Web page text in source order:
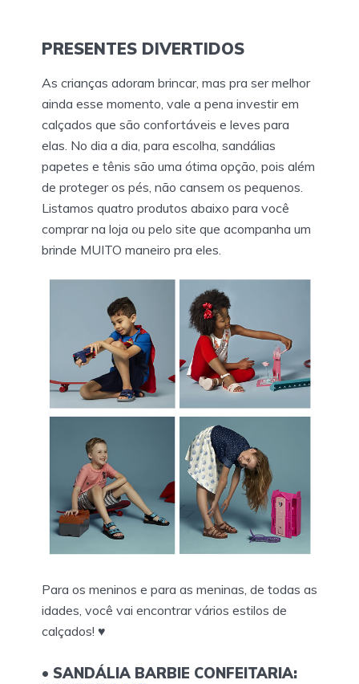
PRESENTES DIVERTIDOS
As crianças adoram brincar, mas pra ser melhor
ainda esse momento, vale a pena investir em
calçados que são confortáveis e leves para
elas. No dia a dia, para escolha, sandálias
papetes e tênis são uma ótima opção, pois além
de proteger os pés, não cansem os pequenos.
Listamos quatro produtos abaixo para você
comprar na loja ou pelo site que acompanha um
brinde MUITO maneiro pra eles.
Para os meninos e para as meninas, de todas as
idades, você vai encontrar vários estilos de
calçados! ♥
• SANDÁLIA BARBIE CONFEITARIA: